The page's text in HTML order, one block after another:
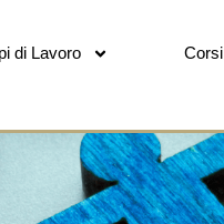
di Lavoro Corsi